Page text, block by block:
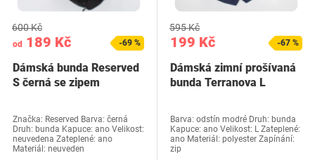
od 189 Kč
600 Kč
-69 %
Dámská bunda Reserved
S černá se zipem
Značka: Reserved Barva: černá
Druh: bunda Kapuce: ano Velikost:
neuvedena Zateplené: ano
Materiál: neuveden
199 Kč
595 Kč
-67 %
Dámská zimní prošívaná
bunda Terranova L
Barva: odstín modré Druh: bunda
Kapuce: ano Velikost: L Zateplené:
ano Materiál: polyester Zapínání:
zip